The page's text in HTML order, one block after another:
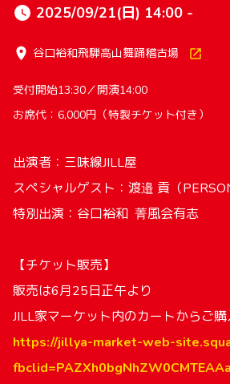
2025/09/21(日) 14:00 -
谷口裕和飛騨高山舞踊稽古場
受付開始13:30／開演14:00
お席代：6,000円（特製チケット付き）
出演者：三味線JILL屋
スペシャルゲスト：渡邉 貢（
特別出演：谷口裕和 菁風会有志
【チケット販売】
販売は6月25日正午より
JILL家マーケット内のカートからご購
https://jillya-market-web-